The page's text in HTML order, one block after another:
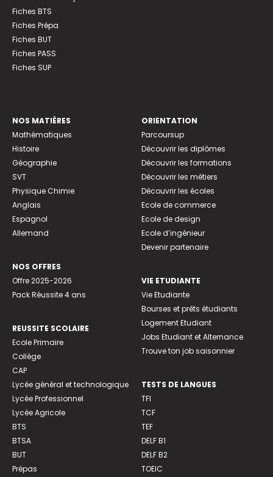
Fiches BTS
Fiches Prépa
Fiches BUT
Fiches PASS
Fiches SUP
NOS MATIÈRES
Mathématiques
Histoire
Géographie
SVT
Physique Chimie
Anglais
Espagnol
Allemand
NOS OFFRES
Offre 2025-2026
Pack Réussite 4 ans
REUSSITE SCOLAIRE
Ecole Primaire
Collège
CAP
Lycée général et technologique
Lycée Professionnel
Lycée Agricole
BTS
BTSA
BUT
Prépas
ORIENTATION
Parcoursup
Découvrir les diplômes
Découvrir les formations
Découvrir les métiers
Découvrir les écoles
Ecole de commerce
Ecole de design
Ecole d’ingénieur
Devenir partenaire
VIE ETUDIANTE
Vie Etudiante
Bourses et prêts étudiants
Logement Etudiant
Jobs Etudiant et Alternance
Trouve ton job saisonnier
TESTS DE LANGUES
TFI
TCF
TEF
DELF B1
DELF B2
TOEIC